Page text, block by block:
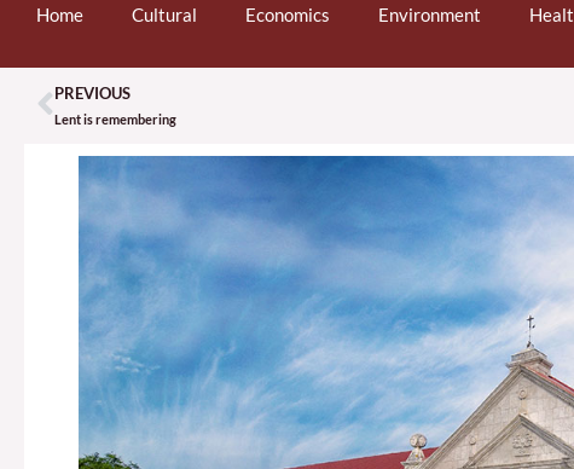
Home Cultural Economics Environment
Prev
PREVIOUS
Lent is remembering